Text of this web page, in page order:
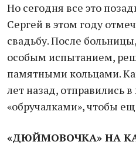
Но сегодня все это
Сергей в этом году
свадьбу. После
особым испытанием,
памятными кольцами.
лет назад, отправились
«обручалками», чтобы
«ДЮЙМОВОЧКА» НА